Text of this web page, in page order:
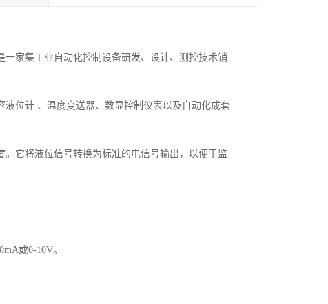
家集工业自动化控制设备研发、设计、测控技术销
位计 、温度变送器、数显控制仪表以及自动化成套
它将液位信号转换为标准的电信号输出，以便于监
或0-10V。